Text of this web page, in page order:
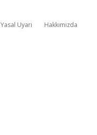
Yasal Uyarı Hakkımızda